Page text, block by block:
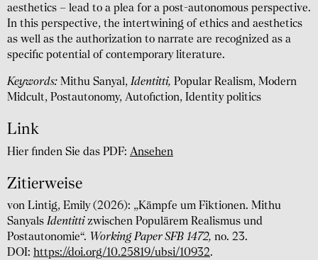
aesthetics – lead to a plea for a post-autonomous perspective.
In this perspective, the inter­twining of ethics and aesthetics
as well as the author­ization to narrate are recognized as a
specific potential of contem­porary literature.
Keywords: Mithu Sanyal,Identitti, Popular Realism, Modern
Midcult, Postautonomy, Autofiction, Identity politics
Link
Hier finden Sie das PDF: Ansehen
Zitierweise
von Lintig, Emily (2026): „Kämpfe um Fiktionen. Mithu
SanyalsIdentitti zwischen Populärem Realismus und
Postautonomie“. Working Paper SFB 1472, no. 23.
DOI: https://doi.org/10.25819/ubsi/10932.